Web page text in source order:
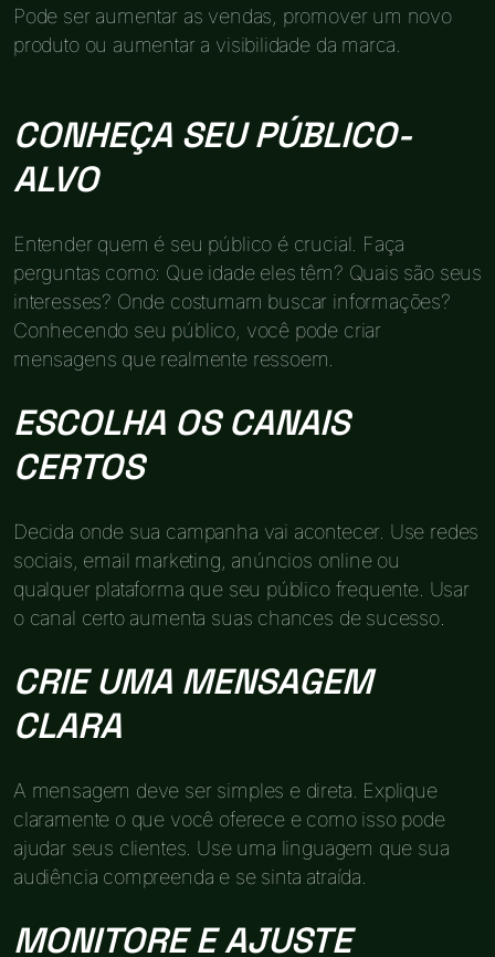
Pode ser aumentar as vendas, promover um novo
produto ou aumentar a visibilidade da marca.
CONHEÇA SEU PÚBLICO-
ALVO
Entender quem é seu público é crucial. Faça
perguntas como: Que idade eles têm? Quais são seus
interesses? Onde costumam buscar informações?
Conhecendo seu público, você pode criar
mensagens que realmente ressoem.
ESCOLHA OS CANAIS
CERTOS
Decida onde sua campanha vai acontecer. Use redes
sociais, email marketing, anúncios online ou
qualquer plataforma que seu público frequente. Usar
o canal certo aumenta suas chances de sucesso.
CRIE UMA MENSAGEM
CLARA
A mensagem deve ser simples e direta. Explique
claramente o que você oferece e como isso pode
ajudar seus clientes. Use uma linguagem que sua
audiência compreenda e se sinta atraída.
MONITORE E AJUSTE